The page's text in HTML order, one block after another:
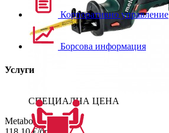
СПЕЦИАЛНА ЦЕНА
Metabo
Корпоративно управление
Борсова информация
Услуги